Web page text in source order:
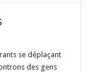
se déplaçant
des gens